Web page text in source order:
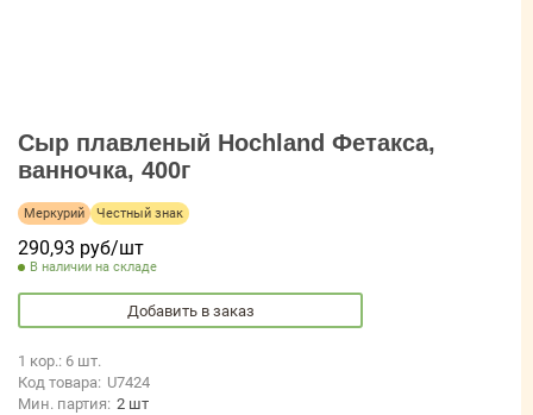
Сыр плавленый Hochland Фетакса,
ванночка, 400г
Меркурий Честный знак
290,93 руб/шт
В наличии на складе
Добавить в заказ
1 кор.: 6 шт.
Код товара: U7424
Мин. партия: 2 шт